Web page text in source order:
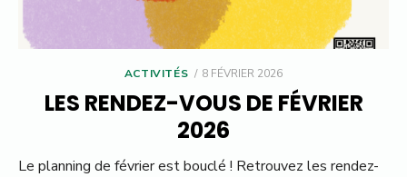
ACTIVITÉS
POSTED
8 FÉVRIER 2026
LES RENDEZ-VOUS DE FÉVRIER
2026
Le planning de février est bouclé ! Retrouvez les rendez-